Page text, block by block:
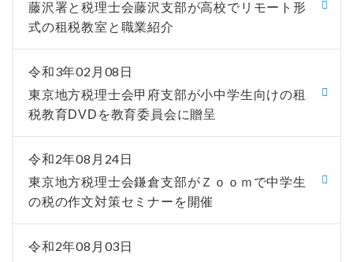
藤沢署と税理士会藤沢支部が高校でリモート形
式の租税教室と職業紹介
令和3年02月08日
東京地方税理士会甲府支部が小中学生向けの租
税教育DVDを教育委員会に贈呈
令和2年08月24日
東京地方税理士会鎌倉支部がＺｏｏｍで中学生
の税の作文対策セミナーを開催
令和2年08月03日